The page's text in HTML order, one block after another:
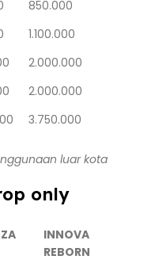
850.000
1.100.000
2.000.000
2.000.000
3.750.000
luar kota
only
INNOVA
REBORN